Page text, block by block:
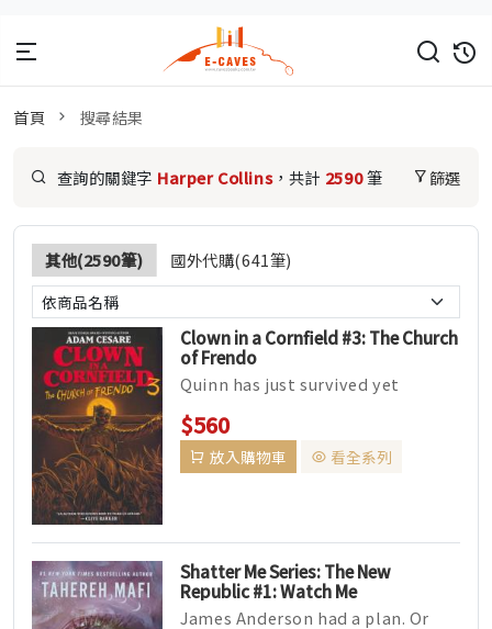
首頁 搜尋結果
查詢的關鍵字 Harper Collins，共計 2590筆 篩選
其他(2590筆) 國外代購(641筆)
Clown in a Cornfield #3: The Church
of Frendo
Quinn has just survived yet
another bloody run-in ...
$560
放入購物車 看全系列
Shatter Me Series: The New
Republic #1: Watch Me
James Anderson had a plan. Or